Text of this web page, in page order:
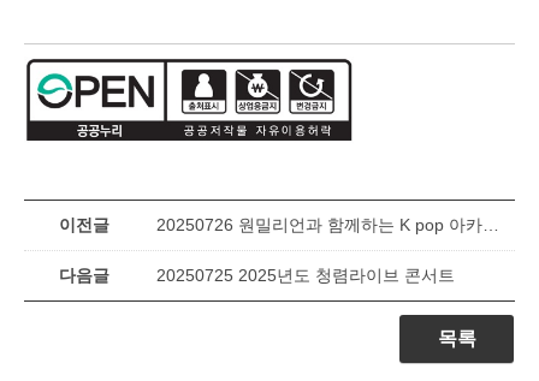
이전글
다음글 20250725 2025년도 청렴라이브 콘서트
목록